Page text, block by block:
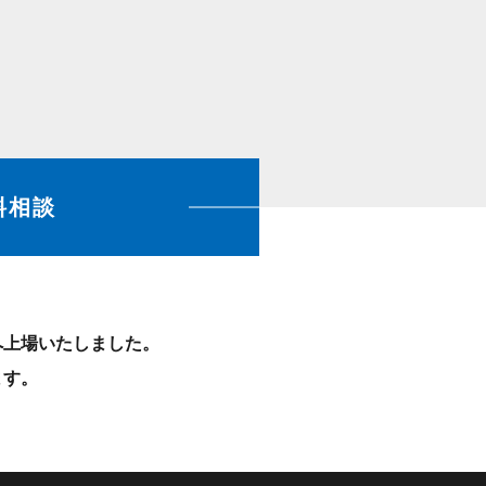
相談
場いたしました。
。